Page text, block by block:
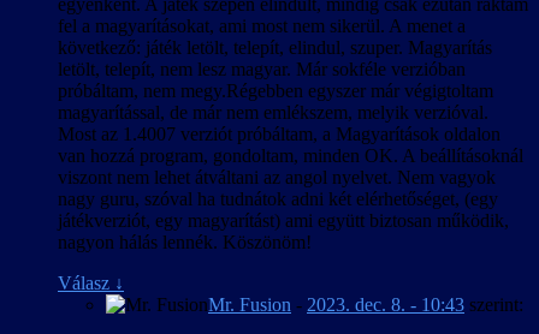
próbálni a magyarítást legalább valamilyen szinten tesztelni, ami
megint csak rendkívül érdekes és szórakoztató feladat akkor, amikor
még a vonatkozó scriptek, játéklogika, adatfájlok és egyebek
átbogarászása után sem lehet egyértelműen eldönteni, hogy a
kérdéses játékelemmel, párbeszéddel, jelenettel, akármivel azért nem
találkoztunk sokszori próbálkozásra sem, mert vagy, a) nem sikerült
eltalálni, mit és milyen sorrendben kellene hozzá elvégezni a
játékban, b) valamelyik két verzió között kiiktatták, de az ellenség
megtévesztésére minden hozzá tartozó tartalmat inaktív állapotban
benne hagytak, c) működnie kellene, de szimplán hibás valahol, d)
bármi egyéb. Amikor egy eseménysor négy próbálkozásból négy
különböző módon játszódik le (pedig csak egy helyes lefutása van),
egy jelenet egyik szövegsora egyszer elhangzik, és aztán a későbbi
újratesztelésekkor többé soha, vagy épp fordítva, egy fél tucatból fél
szövegrész, helytelen szövegazonosító és
többféle egyéb hiba továbbra is található a
játékban.
2014. december 22. – 0.9.3004b
A magyar szöveg a játék 1.3004-es változata
alapján készült.
2014. augusztus 4. – 0.9.3003b
A magyar szöveg a játék 1.3003-as változata
2014. július 13. – 0.9.3002b
egyenként. A játék szépen elindult, mindíg csak ezután raktam
fel a magyarításokat, ami most nem sikerül. A menet a
következő: játék letölt, telepít, elindul, szuper. Magyarítás
letölt, telepít, nem lesz magyar. Már sokféle verzióban
próbáltam, nem megy.Régebben egyszer már végigtoltam
magyarítással, de már nem emlékszem, melyik verzióval.
Most az 1.4007 verziót próbáltam, a Magyarítások oldalon
van hozzá program, gondoltam, minden OK. A beállításoknál
viszont nem lehet átváltani az angol nyelvet. Nem vagyok
nagy guru, szóval ha tudnátok adni két elérhetőséget, (egy
játékverziót, egy magyarítást) ami együtt biztosan működik,
nagyon hálás lennék. Köszönöm!
Válasz ↓
Mr. Fusion - 2023. dec. 8. - 10:43 szerint: